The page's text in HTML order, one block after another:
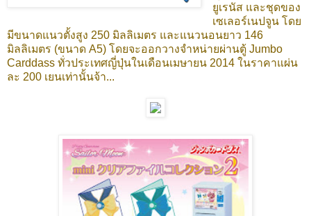
ยูเรนัส และชุดของ
เซเลอร์เนปจูน โดย
มีขนาดแนวตั้งสูง 250 มิลลิเมตร และแนวนอนยาว 146
มิลลิเมตร (ขนาด A5) โดยจะออกวางจำหน่ายผ่านตู้ Jumbo
Carddass ทั่วประเทศญี่ปุ่นในเดือนเมษายน 2014 ในราคาแผ่น
ละ 200 เยนเท่านั้นจ้า...